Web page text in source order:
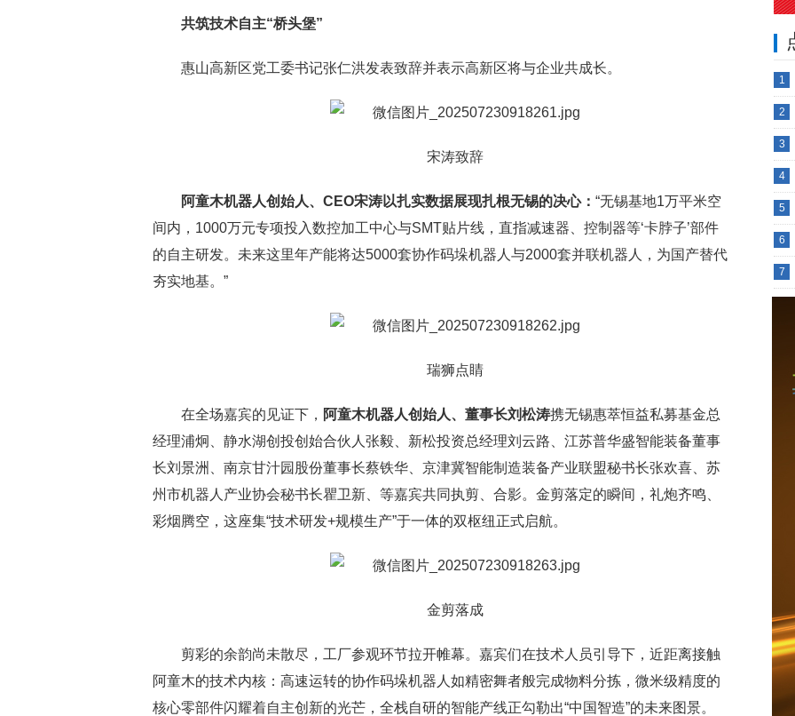
共筑技术自主“桥头堡”
惠山高新区党工委书记张仁洪发表致辞并表示高新区将与企业共成长。
宋涛致辞
阿童木机器人创始人、CEO宋涛以扎实数据展现扎根无锡的决心： “无锡基地1万平米空
间内，1000万元专项投入数控加工中心与SMT贴片线，直指减速器、控制器等‘卡脖子’部件
的自主研发。未来这里年产能将达5000套协作码垛机器人与2000套并联机器人，为国产替代
夯实地基。”
瑞狮点睛
在全场嘉宾的见证下， 阿童木机器人创始人、董事长刘松涛携无锡惠萃恒益私募基金总
经理浦炯、静水湖创投创始合伙人张毅、新松投资总经理刘云路、江苏普华盛智能装备董事
长刘景洲、南京甘汁园股份董事长蔡铁华、京津冀智能制造装备产业联盟秘书长张欢喜、苏
州市机器人产业协会秘书长瞿卫新、等嘉宾共同执剪、合影。金剪落定的瞬间，礼炮齐鸣、
彩烟腾空，这座集“技术研发+规模生产”于一体的双枢纽正式启航。
金剪落成
剪彩的余韵尚未散尽，工厂参观环节拉开帷幕。嘉宾们在技术人员引导下，近距离接触
阿童木的技术内核：高速运转的协作码垛机器人如精密舞者般完成物料分拣，微米级精度的
核心零部件闪耀着自主创新的光芒，全栈自研的智能产线正勾勒出“中国智造”的未来图景。
1
2
3
4
5
6
7